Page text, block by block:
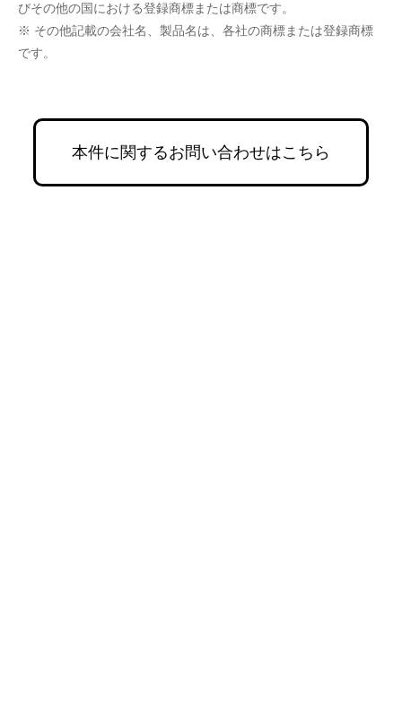
びその他の国における登録商標または商標です。
※ その他記載の会社名、製品名は、各社の商標または登録商標
です。
本件に関するお問い合わせはこちら